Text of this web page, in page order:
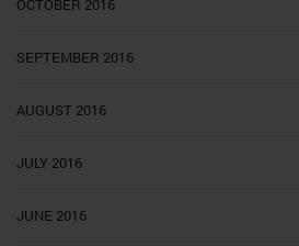
OCTOBER 2016
SEPTEMBER 2016
AUGUST 2016
JULY 2016
JUNE 2016